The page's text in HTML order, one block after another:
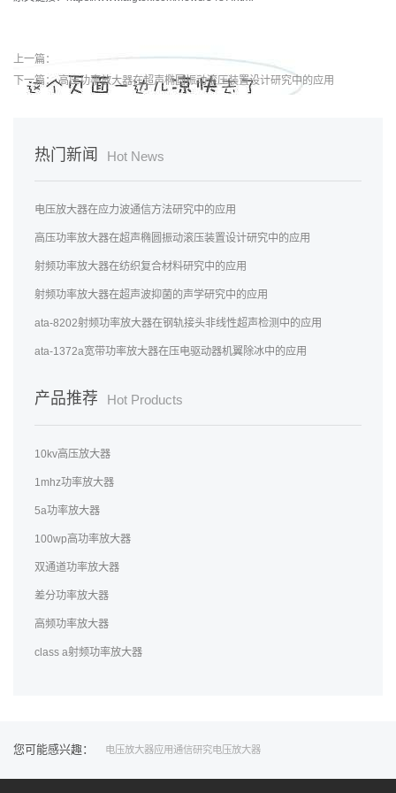
上一篇：
下一篇：高压功率放大器在超声椭圆振动滚压装置设计研究中的应用
热门新闻 Hot News
电压放大器在应力波通信方法研究中的应用
高压功率放大器在超声椭圆振动滚压装置设计研究中的应用
射频功率放大器在纺织复合材料研究中的应用
射频功率放大器在超声波抑菌的声学研究中的应用
ata-8202射频功率放大器在钢轨接头非线性超声检测中的应用
ata-1372a宽带功率放大器在压电驱动器机翼除冰中的应用
产品推荐 Hot Products
10kv高压放大器
1mhz功率放大器
5a功率放大器
100wp高功率放大器
双通道功率放大器
差分功率放大器
高频功率放大器
class a射频功率放大器
您可能感兴趣： 电压放大器 应用通信研究电压放大器